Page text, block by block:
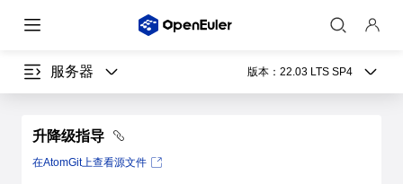
服务器 版本： 22.03 LTS SP4
升降级指导
在AtomGit上查看源文件